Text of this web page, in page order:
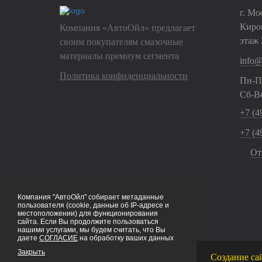
Компания «АвтоОйл» предлагает
своим покупателям смазочные
материалы премиум сегмента
Политика конфиденциальности
г.
этаж
Пн-
Сб-
+7
+7
Создание
Компания "АвтоОйл" собирает метаданные
пользователя (cookie, данные об IP-адресе и
местоположении) для функционирования
сайта. Если Вы продолжите пользоваться
нашими услугами, мы будем считать, что Вы
даете СОГЛАСИЕ на обработку ваших данных
Закрыть